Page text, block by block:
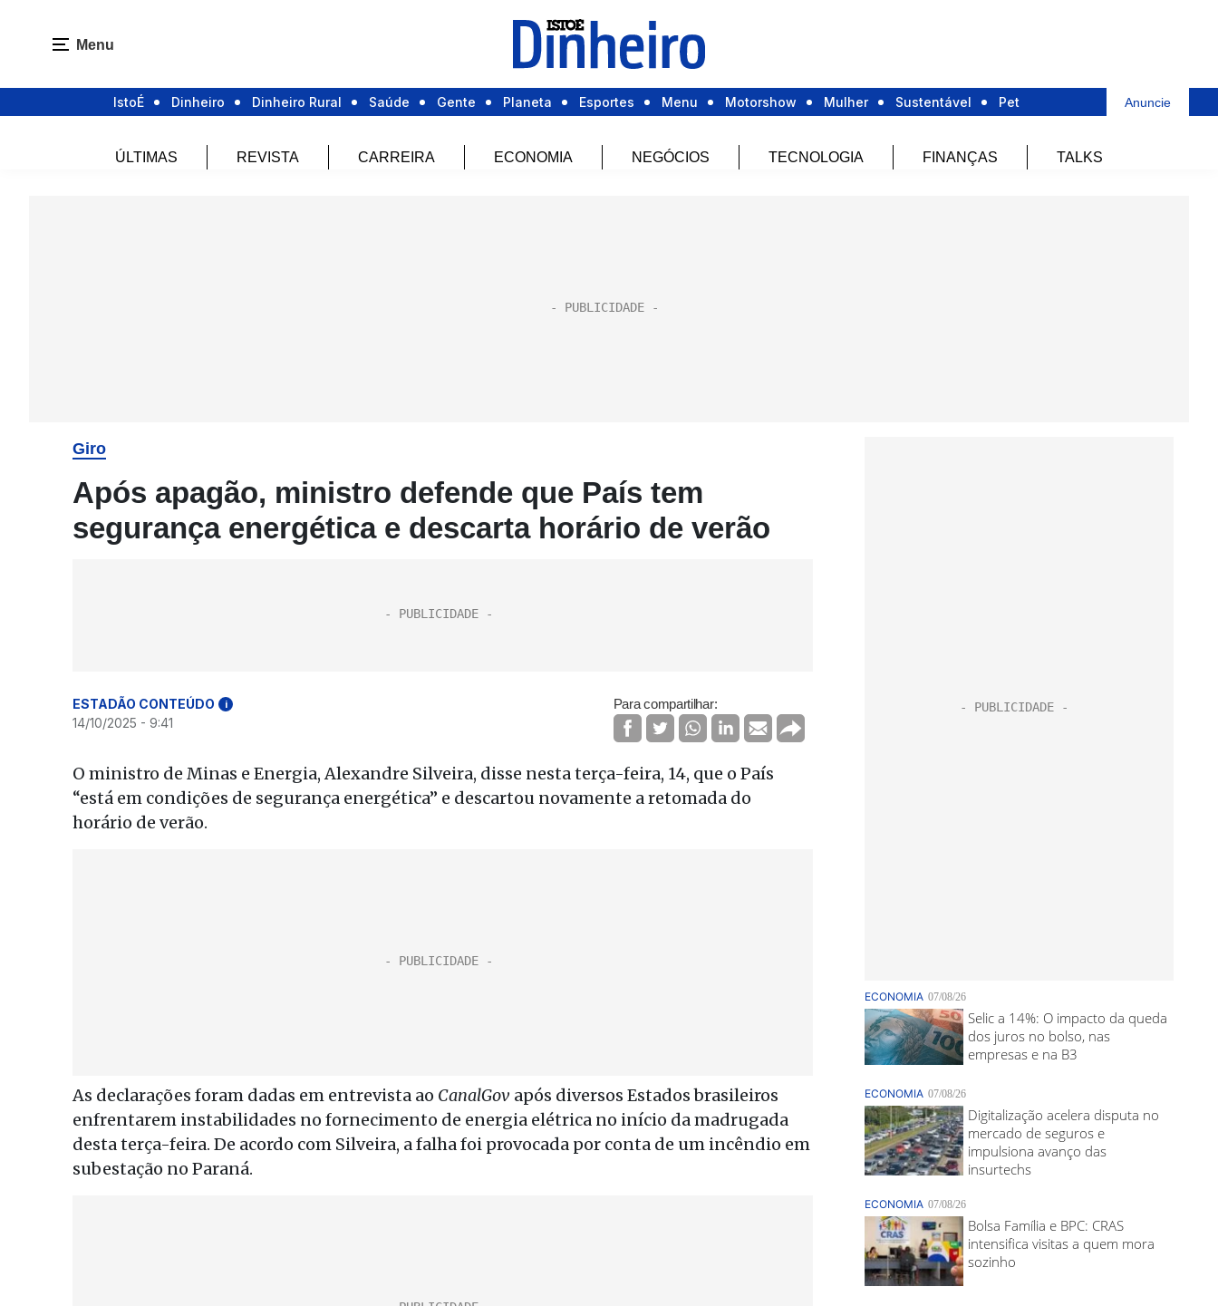
Menu
IstoÉ Dinheiro Dinheiro Rural Saúde Gente Planeta Esportes Menu Motorshow Mulher Sustentável Pet Anuncie
ÚLTIMAS REVISTA CARREIRA ECONOMIA NEGÓCIOS TECNOLOGIA FINANÇAS TALKS
Giro
Após apagão, ministro defende que País tem
segurança energética e descarta horário de verão
ESTADÃO CONTEÚDO i
14/10/2025 - 9:41
Para compartilhar:
O ministro de Minas e Energia, Alexandre Silveira, disse nesta terça-feira, 14, que o País
“está em condições de segurança energética” e descartou novamente a retomada do
horário de verão.
As declarações foram dadas em entrevista ao CanalGov após diversos Estados brasileiros
enfrentarem instabilidades no fornecimento de energia elétrica no início da madrugada
desta terça-feira. De acordo com Silveira, a falha foi provocada por conta de um incêndio em
subestação no Paraná.